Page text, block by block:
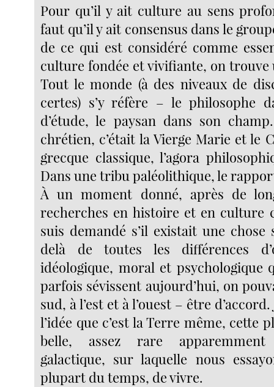
Pour qu’il y ait culture au sens
faut qu’il y ait consensus dans le
de ce qui est considéré comme
culture fondée et vivifiante, on
Tout le monde (à des niveaux de
certes) s’y réfère – le philosophe
d’étude, le paysan dans son
chrétien, c’était la Vierge Marie et le
grecque classique, l’agora
Dans une tribu paléolithique, le
À un moment donné, après de
recherches en histoire et en culture
suis demandé s’il existait une
delà de toutes les différences
idéologique, moral et psychologique
parfois sévissent aujourd’hui, on
sud, à l’est et à l’ouest – être
l’idée que c’est la Terre même, cette
belle, assez rare apparemment
galactique, sur laquelle nous
plupart du temps, de vivre.